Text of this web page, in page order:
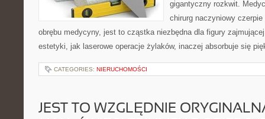
gigantyczny rozkwit.
chirurg naczyniowy
obrębu medycyny, jest to cząstka niezbędna dla figury
estetyki, jak laserowe operacje żylaków, inaczej absorbuje się
CATEGORIES: NIERUCHOMOŚCI
JEST TO WZGLĘDNIE